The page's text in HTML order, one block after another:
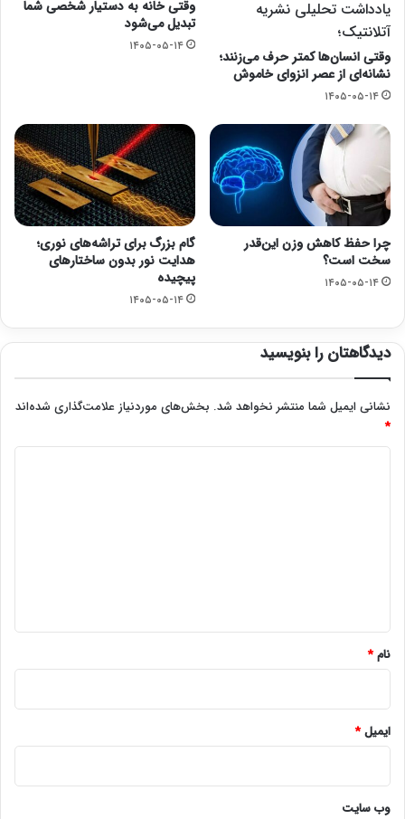
یادداشت تحلیلی نشریه
آتلانتیک؛
وقتی انسان‌ها کمتر حرف می‌زنند؛
نشانه‌ای از عصر انزوای خاموش
۱۴۰۵-۰۵-۱۴
وقتی خانه به دستیار شخصی شما
تبدیل می‌شود
۱۴۰۵-۰۵-۱۴
چرا حفظ کاهش وزن این‌قدر
سخت است؟
۱۴۰۵-۰۵-۱۴
گام بزرگ برای تراشه‌های نوری؛
هدایت نور بدون ساختارهای
پیچیده
۱۴۰۵-۰۵-۱۴
دیدگاهتان را بنویسید
نشانی ایمیل شما منتشر نخواهد شد. بخش‌های موردنیاز علامت‌گذاری شده‌اند
*
نام*
ایمیل*
وب‌ سایت